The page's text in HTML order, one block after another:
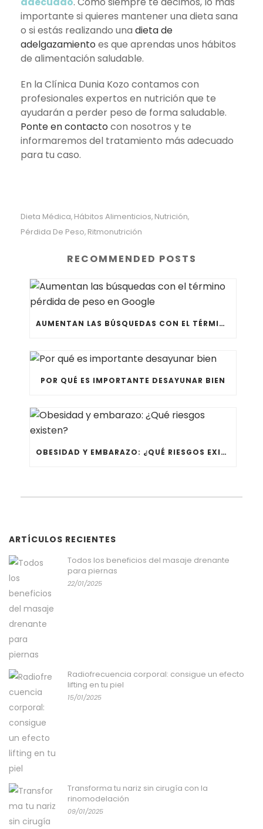
importante si quieres mantener una dieta sana
o si estás realizando una dieta de
adelgazamiento es que aprendas unos hábitos
de alimentación saludable.
En la Clínica Dunia Kozo contamos con
profesionales expertos en nutrición que te
ayudarán a perder peso de forma saludable.
Ponte en contacto con nosotros y te
informaremos del tratamiento más adecuado
para tu caso.
Dieta Médica, Hábitos Alimenticios, Nutrición,
Pérdida De Peso, Ritmonutrición
RECOMMENDED POSTS
AUMENTAN LAS BÚSQUEDAS CON EL TÉRMINO PÉRDIDA DE PESO EN GOOGLE
POR QUÉ ES IMPORTANTE DESAYUNAR BIEN
OBESIDAD Y EMBARAZO: ¿QUÉ RIESGOS EXISTEN?
ARTÍCULOS RECIENTES
Todos los beneficios del masaje drenante
para piernas
22/01/2025
Radiofrecuencia corporal: consigue un efecto
lifting en tu piel
15/01/2025
Transforma tu nariz sin cirugía con la
rinomodelación
09/01/2025